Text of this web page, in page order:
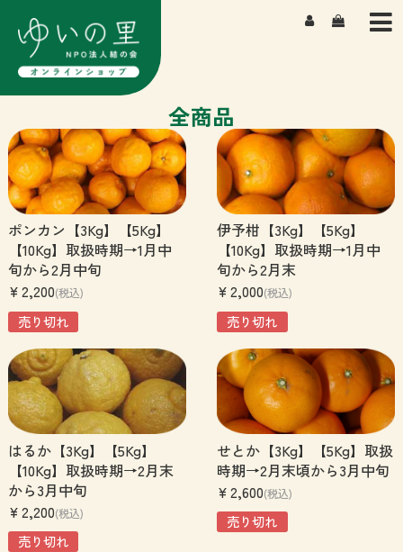
私たちについて
よくある質問
全商品
ポンカン【3Kg】【5Kg】
【10Kg】取扱時期→1月中
旬から2月中旬
¥2,200(税込)
売り切れ
伊予柑【3Kg】【5Kg】
【10Kg】取扱時期→1月中
旬から2月末
¥2,000(税込)
売り切れ
はるか【3Kg】【5Kg】
【10Kg】取扱時期→2月末
から3月中旬
¥2,200(税込)
売り切れ
せとか【3Kg】【5Kg】取扱
時期→2月末頃から3月中旬
¥2,600(税込)
売り切れ